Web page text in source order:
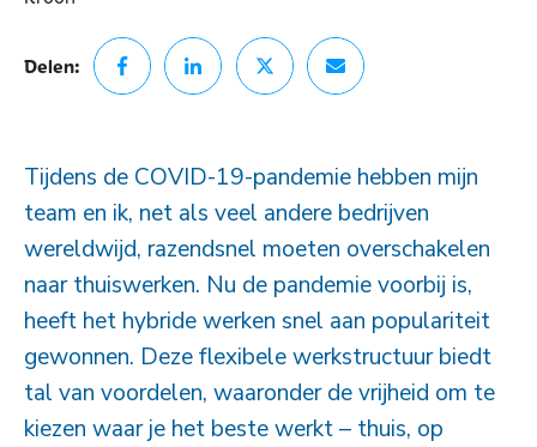
Delen:
Tijdens de COVID-19-pandemie hebben mijn
team en ik, net als veel andere bedrijven
wereldwijd, razendsnel moeten overschakelen
naar thuiswerken. Nu de pandemie voorbij is,
heeft het hybride werken snel aan populariteit
gewonnen. Deze flexibele werkstructuur biedt
tal van voordelen, waaronder de vrijheid om te
kiezen waar je het beste werkt – thuis, op